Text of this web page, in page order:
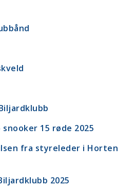
15 røde 2025
fra styreleder i Horten
2025